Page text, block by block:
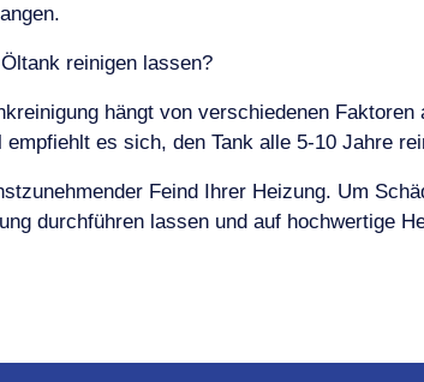
reinigen lassen?
hängt von verschiedenen
empfiehlt es sich, den Tank alle 5-10 Jahre
Feind Ihrer Heizung. Um
durchführen lassen und auf hochwertige